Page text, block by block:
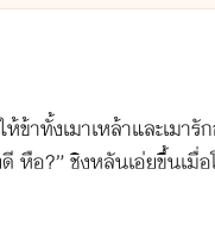
ข้าทั้งเมาเหล้าและเมา
หือ?” ชิงหลันเอ่ยขึ้นเมื่
เชื่อฟังสามี ในเมื่อใบหน้
ยู่แล้ว ท่านพี่ช่วยข้าทีเถิดเ